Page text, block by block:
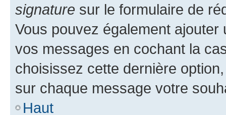
signature sur le formulaire de
Vous pouvez également
vos messages en cochant la
choisissez cette dernière
sur chaque message votre
Haut